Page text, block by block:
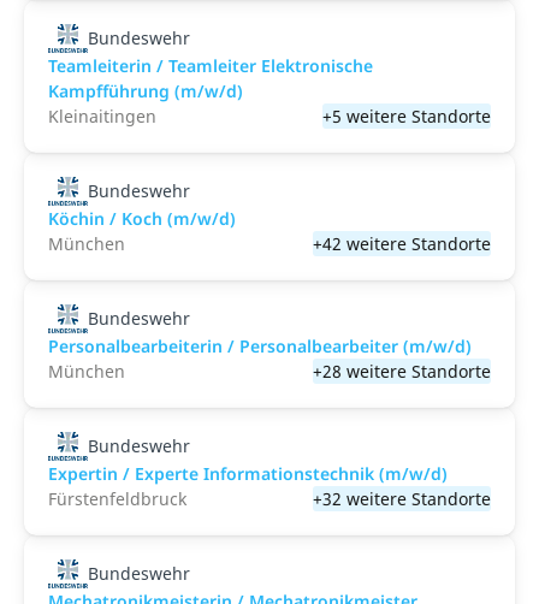
Bundeswehr
Teamleiterin / Teamleiter Elektronische
Kampfführung (m/w/d)
Kleinaitingen
+5 weitere Standorte
Bundeswehr
Köchin / Koch (m/w/d)
München
+42 weitere Standorte
Bundeswehr
Personalbearbeiterin / Personalbearbeiter (m/w/d)
München
+28 weitere Standorte
Bundeswehr
Expertin / Experte Informationstechnik (m/w/d)
Fürstenfeldbruck
+32 weitere Standorte
Bundeswehr